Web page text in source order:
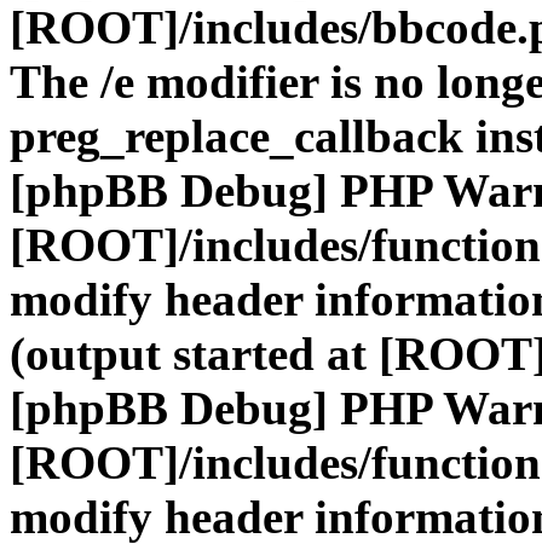
[ROOT]/includes/
The /e modifier is no
preg_replace_callback
[phpBB Debug] PHP
[ROOT]/includes/
modify header
(output started at
[phpBB Debug] PHP
[ROOT]/includes/
modify header